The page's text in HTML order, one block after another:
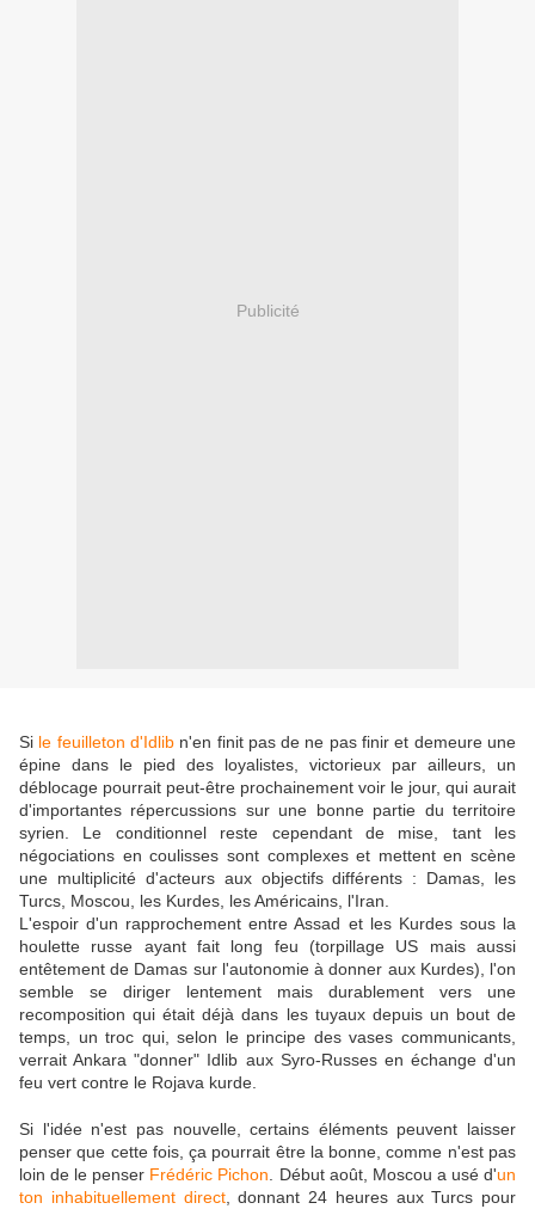
Publicité
Si le feuilleton d'Idlibn'en finit pas de ne pas finir et demeure une
épine dans le pied des loyalistes, victorieux par ailleurs, un
déblocage pourrait peut-être prochainement voir le jour, qui aurait
d'importantes répercussions sur une bonne partie du territoire
syrien. Le conditionnel reste cependant de mise, tant les
négociations en coulisses sont complexes et mettent en scène
une multiplicité d'acteurs aux objectifs différents : Damas, les
Turcs, Moscou, les Kurdes, les Américains, l'Iran.
L'espoir d'un rapprochement entre Assad et les Kurdes sous la
houlette russe ayant fait long feu (torpillage US mais aussi
entêtement de Damas sur l'autonomie à donner aux Kurdes), l'on
semble se diriger lentement mais durablement vers une
recomposition qui était déjà dans les tuyaux depuis un bout de
temps, un troc qui, selon le principe des vases communicants,
verrait Ankara "donner" Idlib aux Syro-Russes en échange d'un
feu vert contre le Rojava kurde.
Si l'idée n'est pas nouvelle, certains éléments peuvent laisser
penser que cette fois, ça pourrait être la bonne, comme n'est pas
loin de le penser Frédéric Pichon . Début août, Moscou a usé d'un
ton inhabituellement direct, donnant 24 heures aux Turcs pour